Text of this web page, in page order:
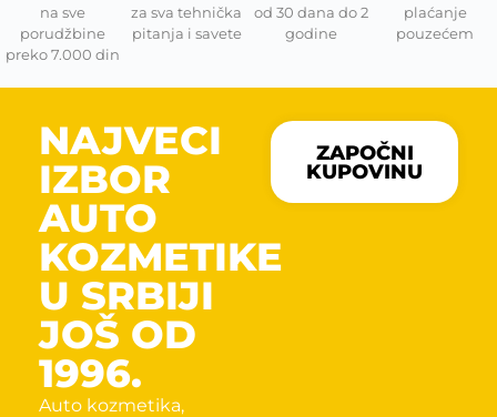
na sve
porudžbine
preko 7.000 din
za sva tehnička
pitanja i savete
od 30 dana do 2
godine
plaćanje
pouzećem
NAJVECI
IZBOR
AUTO
KOZMETIKE
U SRBIJI
JOŠ OD
1996.
Auto kozmetika,
ZAPOČNI
KUPOVINU